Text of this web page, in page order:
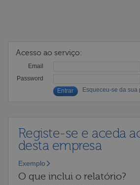
Acesso ao serviço:
Email
Password
Esqueceu-se da sua
Registe-se e aceda
desta empresa
Exemplo
O que inclui o relatório?